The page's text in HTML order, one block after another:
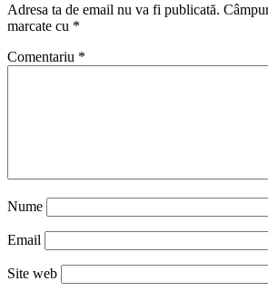
Adresa ta de email nu va fi publicată.
marcate cu *
Comentariu *
Nume
Email
Site web